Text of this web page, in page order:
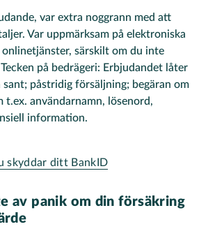
var extra noggrann med att
Var uppmärksam på elektroniska
onlinetjänster, särskilt om du inte
på bedrägeri: Erbjudandet låter
påstridig försäljning; begäran om
t.ex. användarnamn, lösenord,
information.
skyddar ditt BankID
av panik om din försäkring